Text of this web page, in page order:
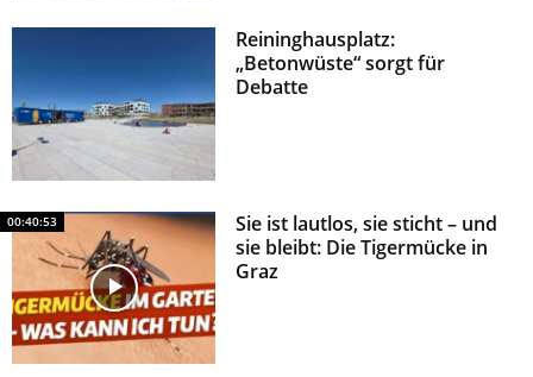
Reininghausplatz:
„Betonwüste“ sorgt für
Debatte
00:40:53
Sie ist lautlos, sie sticht – und
sie bleibt: Die Tigermücke in
Graz